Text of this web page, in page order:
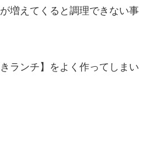
増えてくると調理できない事
ランチ】をよく作ってしまい
ット〉